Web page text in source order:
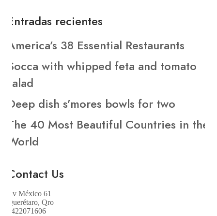
Entradas recientes
America’s 38 Essential Restaurants
Socca with whipped feta and tomato
salad
Deep dish s’mores bowls for two
The 40 Most Beautiful Countries in the
World
Contact Us
Av México 61
Querétaro, Qro
4422071606